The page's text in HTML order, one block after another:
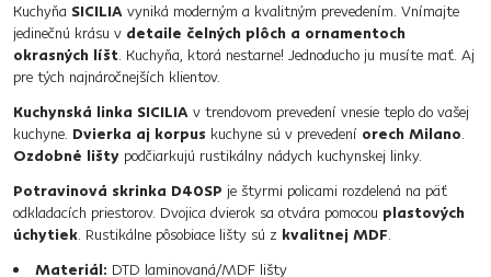
Kuchyňa SICILIA vyniká moderným a kvalitným prevedením. Vnímajte
jedinečnú krásu v detaile čelných plôch a ornamentoch
okrasných líšt. Kuchyňa, ktorá nestarne! Jednoducho ju musíte mať. Aj
pre tých najnáročnejších klientov.
Kuchynská linka SICILIA v trendovom prevedení vnesie teplo do vašej
kuchyne. Dvierka aj korpus kuchyne sú v prevedení orech Milano.
Ozdobné lišty podčiarkujú rustikálny nádych kuchynskej linky.
Potravinová skrinka D40SP je štyrmi policami rozdelená na päť
odkladacích priestorov. Dvojica dvierok sa otvára pomocou plastových
úchytiek. Rustikálne pôsobiace lišty sú z kvalitnej MDF.
Materiál: DTD laminovaná/MDF lišty